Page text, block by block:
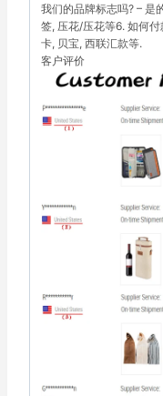
我们的品牌标志吗? – 是
签, 压花/压花等6. 如何
卡, 贝宝, 西联汇款等.
客户评价